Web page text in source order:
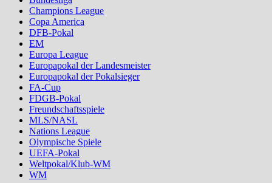
Champions League
Copa America
DFB-Pokal
EM
Europa League
Europapokal der Landesmeister
Europapokal der Pokalsieger
FA-Cup
FDGB-Pokal
Freundschaftsspiele
MLS/NASL
Nations League
Olympische Spiele
UEFA-Pokal
Weltpokal/Klub-WM
WM